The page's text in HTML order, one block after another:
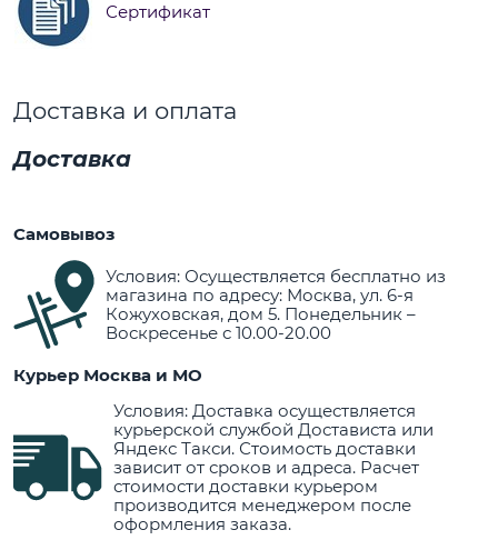
Сертификат
Доставка и оплата
Доставка
Самовывоз
Условия: Осуществляется бесплатно из
магазина по адресу: Москва, ул. 6-я
Кожуховская, дом 5. Понедельник –
Воскресенье с 10.00-20.00
Курьер Москва и МО
Условия: Доставка осуществляется
курьерской службой Достависта или
Яндекс Такси. Стоимость доставки
зависит от сроков и адреса. Расчет
стоимости доставки курьером
производится менеджером после
оформления заказа.